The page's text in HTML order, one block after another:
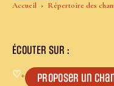
Accueil Répertoire des
ÉCOUTER SUR :
♡+ Proposer un